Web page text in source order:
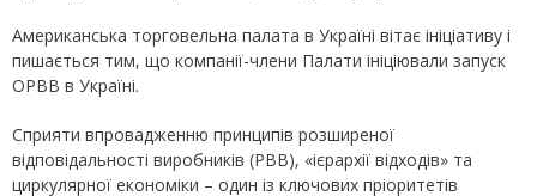
Американська торговельна палата в Україні вітає ініціативу і
пишається тим, що компанії-члени Палати ініціювали запуск
ОРВВ в Україні.
Сприяти впровадженню принципів розширеної
відповідальності виробників (РВВ), «ієрархії відходів» та
циркулярної економіки – один із ключових пріоритетів